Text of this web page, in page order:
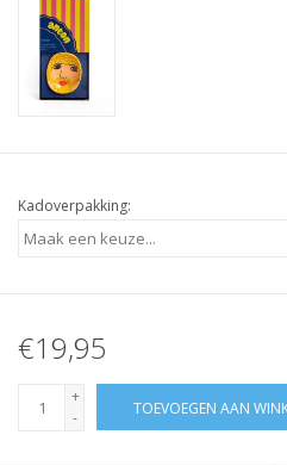
Kadoverpakking:
€19,95
+
-
TOEVOEGEN AAN